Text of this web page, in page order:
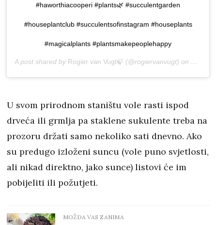
#haworthiacooperi #plants🌿 #succulentgarden
#houseplantclub #succulentsofinstagram #houseplants
#magicalplants #plantsmakepeoplehappy
A post shared by Rogier van Vugt🍃 (@rogiervanvugt) on Dec
U svom prirodnom staništu vole rasti ispod
drveća ili grmlja pa staklene sukulente treba na
prozoru držati samo nekoliko sati dnevno. Ako
su predugo izloženi suncu (vole puno svjetlosti,
ali nikad direktno, jako sunce) listovi će im
pobijeliti ili požutjeti.
MOŽDA VAS ZANIMA